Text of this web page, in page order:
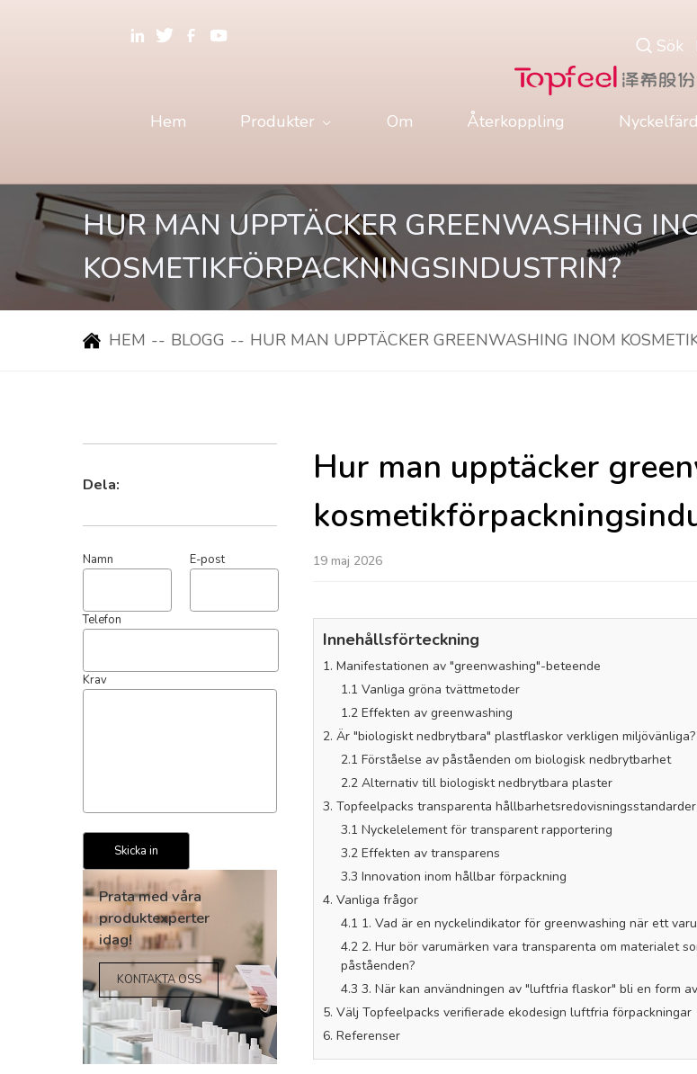
Sök
Hem Produkter Om Återkoppling
HUR MAN UPPTÄCKER GREENWASHING
KOSMETIKFÖRPACKNINGSINDUSTRIN?
HEM -- BLOGG -- HUR MAN UPPTÄCKER GREENWASHING INOM
Hur man upptäcker
19 maj 2026
Innehållsförteckning
1. Manifestationen av "greenwashing"-beteende
1.1 Vanliga gröna tvättmetoder
1.2 Effekten av greenwashing
2. Är "biologiskt nedbrytbara" plastflaskor verkligen miljövänliga?
2.1 Förståelse av påståenden om biologisk nedbrytbarhet
2.2 Alternativ till biologiskt nedbrytbara plaster
3. Topfeelpacks transparenta hållbarhetsredovisningsstandarder
3.1 Nyckelelement för transparent rapportering
3.2 Effekten av transparens
3.3 Innovation inom hållbar förpackning
4. Vanliga frågor
4.1 1. Vad är en nyckelindikator för greenwashing när ett
4.2 2. Hur bör varumärken vara transparenta om materialet
påståenden?
4.3 3. När kan användningen av "luftfria flaskor" bli en form
5. Välj Topfeelpacks verifierade ekodesign luftfria förpackningar
6. Referenser
Dela:
Namn E-post
Telefon
Prata med våra
produktexperter
idag!
KONTAKTA OSS